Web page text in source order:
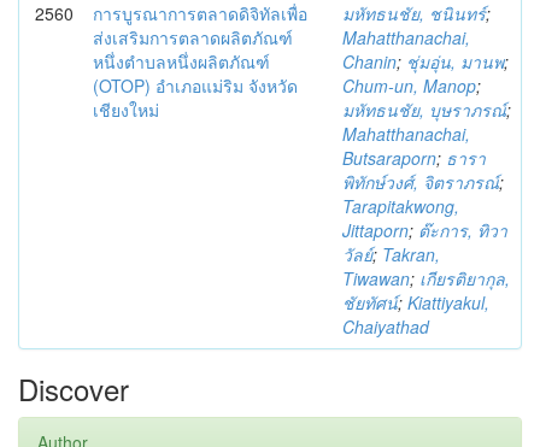
2560
การบูรณาการตลาดดิจิทัลเพื่อ
ส่งเสริมการตลาดผลิตภัณฑ์
หนึ่งตำบลหนึ่งผลิตภัณฑ์
(OTOP) อำเภอแม่ริม จังหวัด
เชียงใหม่
มหัทธนชัย, ชนินทร์;
Mahatthanachai,
Chanin; ชุ่มอุ่น, มานพ;
Chum-un, Manop;
มหัทธนชัย, บุษราภรณ์;
Mahatthanachai,
Butsaraporn; ธารา
พิทักษ์วงศ์, จิตราภรณ์;
Tarapitakwong,
Jittaporn; ต๊ะการ, ทิวา
วัลย์; Takran,
Tiwawan; เกียรติยากุล,
ชัยทัศน์; Kiattiyakul,
Chaiyathad
Discover
Author